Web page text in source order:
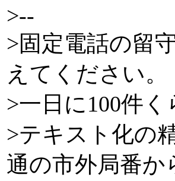
>--
>固定電話の留
えてください。
>一日に100件
>テキスト化の
通の市外局番